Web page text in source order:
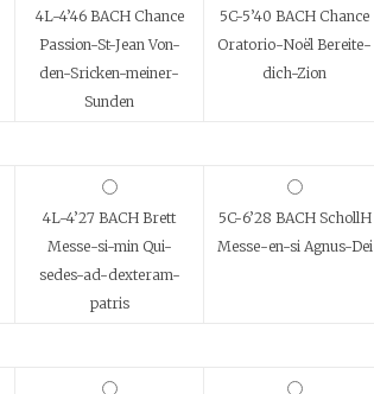
4L-4’46 BACH Chance
Passion-St-Jean Von-
den-Sricken-meiner-
Sunden
5C-5’40 BACH Chance
Oratorio-Noël Bereite-
dich-Zion
4L-4’27 BACH Brett
Messe-si-min Qui-
sedes-ad-dexteram-
patris
5C-6’28 BACH SchollH
Messe-en-si Agnus-Dei